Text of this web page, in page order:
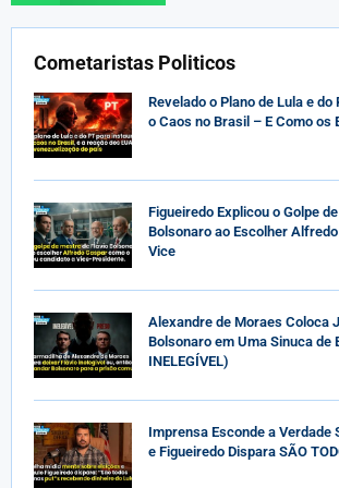
Cometaristas Politicos
Revelado o Plano de Lula e
o Caos no Brasil – E Como os
Figueiredo Explicou o Golpe
Bolsonaro ao Escolher
Vice
Alexandre de Moraes Coloca
Bolsonaro em Uma Sinuca de
INELEGÍVEL)
Imprensa Esconde a Verdade
e Figueiredo Dispara SÃO